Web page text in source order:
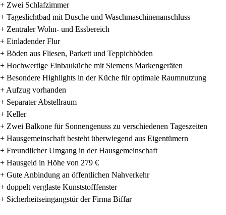
+ Zwei Schlafzimmer
+ Tageslichtbad mit Dusche und Waschmaschinenanschluss
+ Zentraler Wohn- und Essbereich
+ Einladender Flur
+ Böden aus Fliesen, Parkett und Teppichböden
+ Hochwertige Einbauküche mit Siemens Markengeräten
+ Besondere Highlights in der Küche für optimale Raumnutzung
+ Aufzug vorhanden
+ Separater Abstellraum
+ Keller
+ Zwei Balkone für Sonnengenuss zu verschiedenen Tageszeiten
+ Hausgemeinschaft besteht überwiegend aus Eigentümern
+ Freundlicher Umgang in der Hausgemeinschaft
+ Hausgeld in Höhe von 279 €
+ Gute Anbindung an öffentlichen Nahverkehr
+ doppelt verglaste Kunststofffenster
+ Sicherheitseingangstür der Firma Biffar